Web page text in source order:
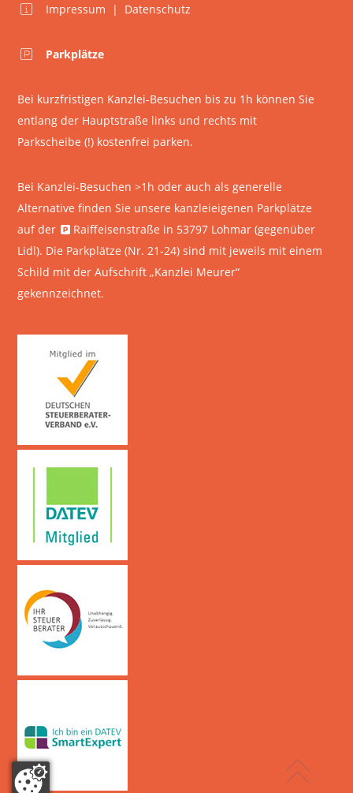
Impressum | Datenschutz
Parkplätze
Bei kurzfristigen Kanzlei-Besuchen bis zu 1h können Sie
entlang der Hauptstraße links und rechts mit
Parkscheibe (!) kostenfrei parken.
Bei Kanzlei-Besuchen >1h oder auch als generelle
Alternative finden Sie unsere kanzleieigenen Parkplätze
auf der
Raiffeisenstraße in 53797 Lohmar (gegenüber
Lidl). Die Parkplätze (Nr. 21-24) sind mit jeweils mit einem
Schild mit der Aufschrift „Kanzlei Meurer“
gekennzeichnet.